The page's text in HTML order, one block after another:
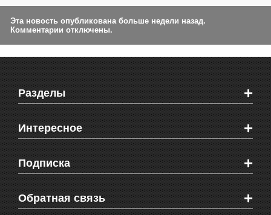
Эта новость опубликована больше недели назад.
Комментарии отключены.
Разделы +
Новости Феодосии
Новости Крыма
Мировые новости
Объявления
Здоровье
СМС мнения читателей
Интересное +
Видео о Феодосии
Веб-камеры Феодосии
Блоги феодосийцев
Школы Феодосии
Подписка +
Печатная версия газеты "Кафа"
RSS
Обратная связь +